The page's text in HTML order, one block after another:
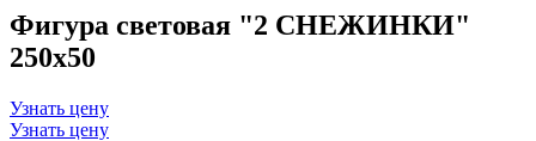
Фигура световая "2 СНЕЖИНКИ"
250х50
Узнать цену
Узнать цену